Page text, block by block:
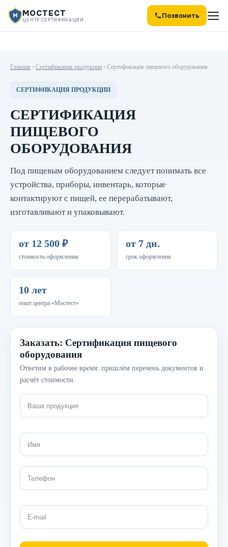
МОСТЕСТ
ЦЕНТР СЕРТИФИКАЦИИ Позвонить
Главная › Сертификация продукции › Сертификация пищевого оборудования
СЕРТИФИКАЦИЯ ПРОДУКЦИИ
СЕРТИФИКАЦИЯ
ПИЩЕВОГО
ОБОРУДОВАНИЯ
Под пищевым оборудованием следует понимать все
устройства, приборы, инвентарь, которые
контактируют с пищей, ее перерабатывают,
изготавливают и упаковывают.
от 12 500 ₽
стоимость оформления
от 7 дн.
срок оформления
10 лет
опыт центра «Мостест»
Заказать: Сертификация пищевого
оборудования
Ответим в рабочее время: пришлём перечень документов и
расчёт стоимости.